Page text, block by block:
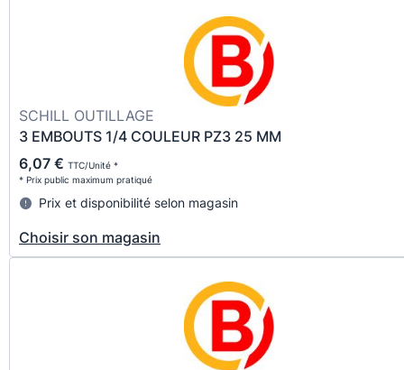
SCHILL OUTILLAGE
3 EMBOUTS 1/4 COULEUR PZ3 25 MM
6,07 € TTC/Unité *
* Prix public maximum pratiqué
Prix et disponibilité selon magasin
Choisir son magasin